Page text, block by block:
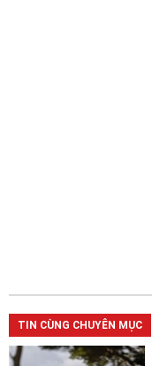
TIN CÙNG CHUYÊN MỤC